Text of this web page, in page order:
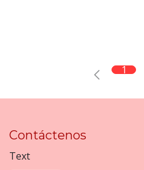
1
Contáctenos
Text